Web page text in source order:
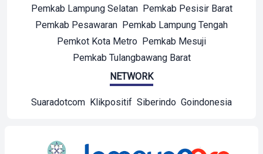
Pemkab Lampung Selatan Pemkab Pesisir Barat
Pemkab Pesawaran Pemkab Lampung Tengah
Pemkot Kota Metro Pemkab Mesuji
Pemkab Tulangbawang Barat
NETWORK
Suaradotcom Klikpositif Siberindo Goindonesia